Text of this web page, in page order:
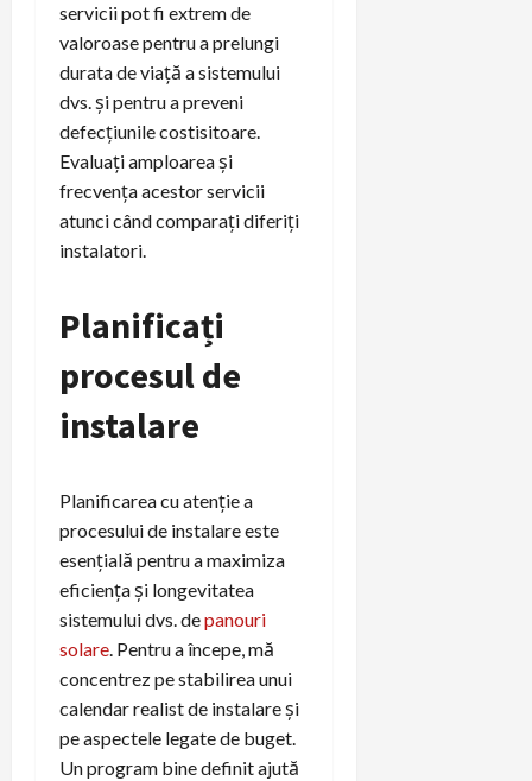
servicii pot fi extrem de
valoroase pentru a prelungi
durata de viață a sistemului
dvs. și pentru a preveni
defecțiunile costisitoare.
Evaluați amploarea și
frecvența acestor servicii
atunci când comparați diferiți
instalatori.
Planificați
procesul de
instalare
Planificarea cu atenție a
procesului de instalare este
esențială pentru a maximiza
eficiența și longevitatea
sistemului dvs. depanouri
solare. Pentru a începe, mă
concentrez pe stabilirea unui
calendar realist de instalare și
pe aspectele legate de buget.
Un program bine definit ajută